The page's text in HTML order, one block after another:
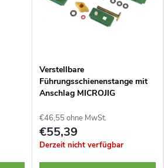
Verstellbare
Führungsschienenstange mit
Anschlag MICROJIG
€46,55 ohne MwSt.
€55,39
Derzeit nicht verfügbar